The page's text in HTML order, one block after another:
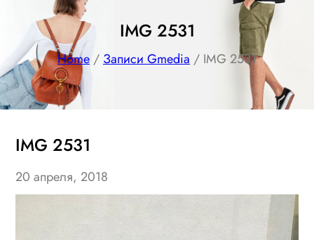
IMG 2531
Home / Записи Gmedia / IMG 2531
IMG 2531
20 апреля, 2018